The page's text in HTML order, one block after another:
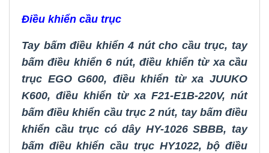
Điều khiển cầu trục
Tay bấm điều khiển 4 nút cho cầu trục, tay
bấm điều khiển 6 nút,điều khiển từ xa cầu
trục EGO G600, điều khiển từ xa JUUKO
K600, điều khiển từ xa F21-E1B-220V, nút
bấm điều khiển cầu trục 2 nút, tay bấm điều
khiển cầu trục có dây HY-1026 SBBB, tay
bấm điều khiển cầu trục HY1022,bộđiều